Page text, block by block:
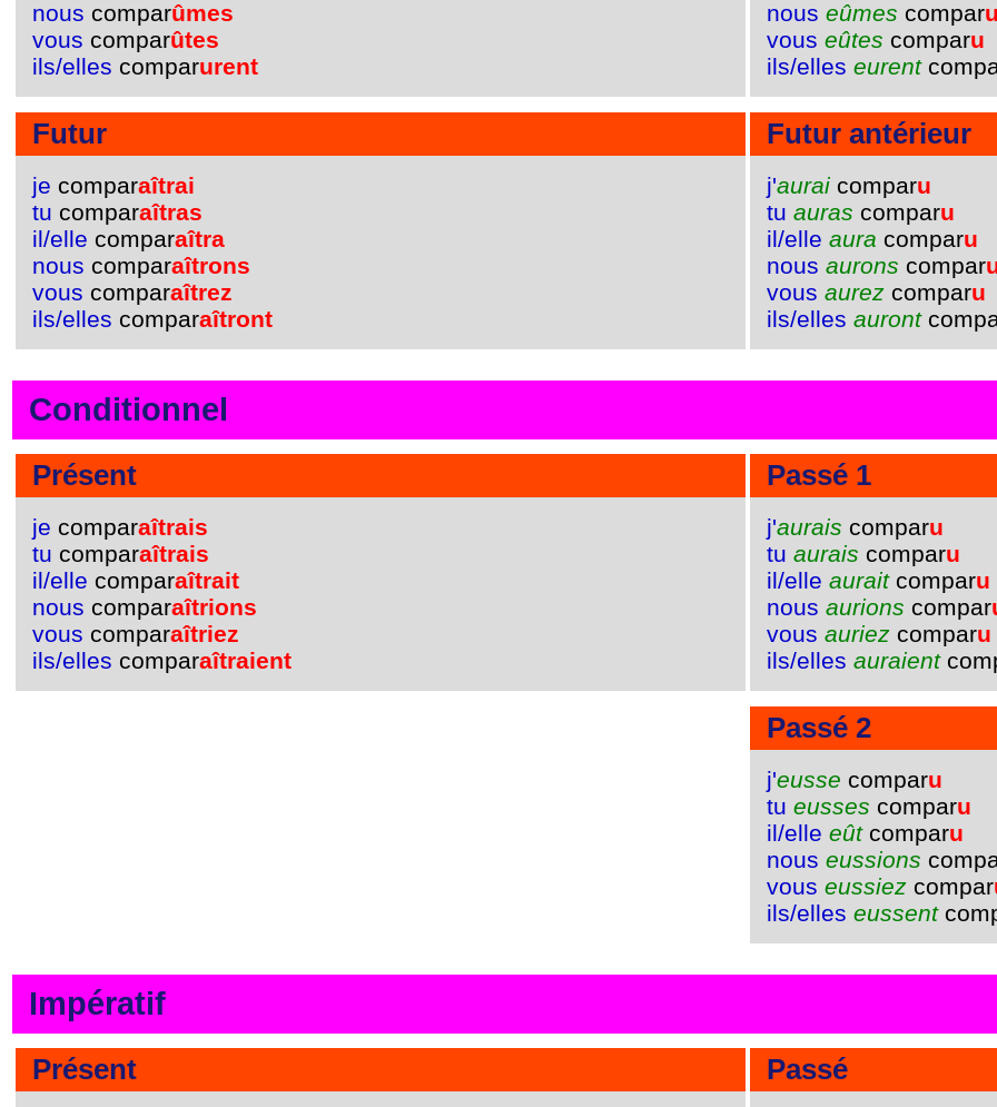
nous comparûmes
vous comparûtes
ils/elles comparurent
nous eûmes comparu
vous eûtes comparu
ils/elles eurent
Futur
je comparaîtrai
tu comparaîtras
il/elle comparaîtra
nous comparaîtrons
vous comparaîtrez
ils/elles comparaîtront
Futur antérieur
j'aurai comparu
tu auras comparu
il/elle aura comparu
nous aurons compar
vous aurez comparu
ils/elles auront
Conditionnel
Présent
je comparaîtrais
tu comparaîtrais
il/elle comparaîtrait
nous comparaîtrions
vous comparaîtriez
ils/elles comparaîtraient
Passé 1
j'aurais comparu
tu aurais comparu
il/elle auraitcomparu
nous aurions compar
vous auriez comparu
ils/elles auraient
Passé 2
j'eusse comparu
tu eusses comparu
il/elle eûtcomparu
nous eussions
vous eussiez compar
ils/elles eussent
Impératif
Présent Passé